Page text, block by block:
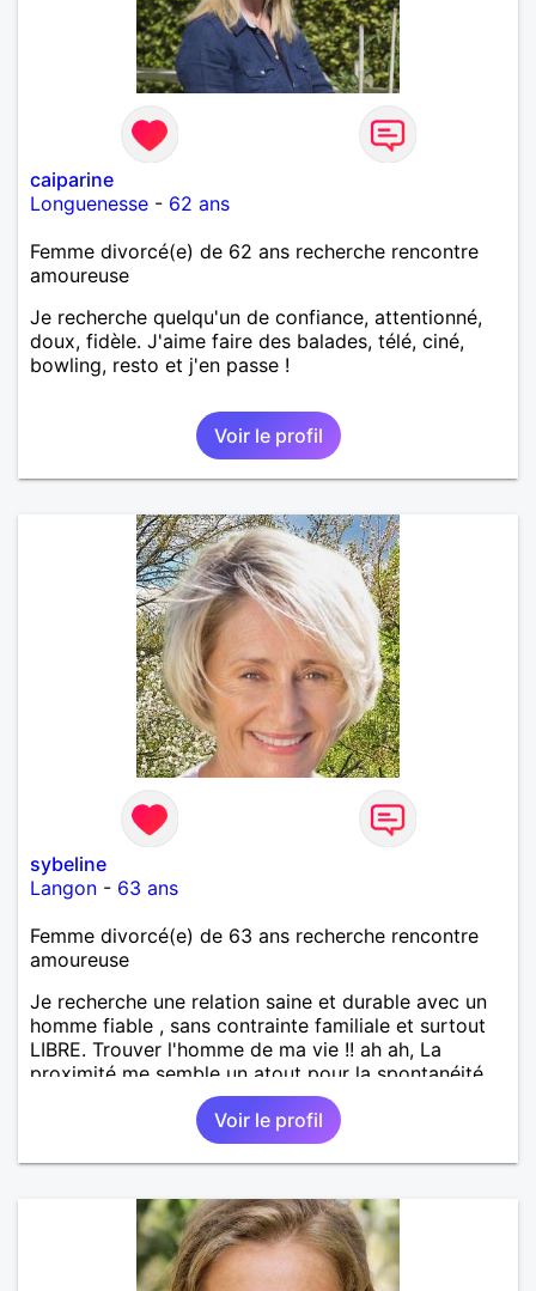
caiparine
Longuenesse - 62 ans
Femme divorcé(e) de 62 ans recherche rencontre
amoureuse
Je recherche quelqu'un de confiance, attentionné,
doux, fidèle. J'aime faire des balades, télé, ciné,
bowling, resto et j'en passe !
Voir le profil
sybeline
Langon - 63 ans
Femme divorcé(e) de 63 ans recherche rencontre
amoureuse
Je recherche une relation saine et durable avec un
homme fiable , sans contrainte familiale et surtout
LIBRE. Trouver l'homme de ma vie !! ah ah, La
proximité me semble un atout pour la spontanéité
de la relation !! A bon entendeur !
Voir le profil